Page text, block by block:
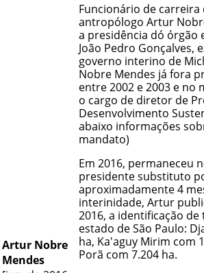
Artur Nobre
Mendes
Funcionário de carreira
antropólogo Artur
a presidência dó órgão
João Pedro Gonçalves,
governo interino de
Nobre Mendes já fora
entre 2002 e 2003 e no
o cargo de diretor de
Desenvolvimento
abaixo informações
mandato)
Em 2016, permaneceu
presidente substituto
aproximadamente 4
interinidade, Artur
2016, a identificação de
estado de São Paulo:
ha, Ka'aguy Mirim com
Porã com 7.204 ha.